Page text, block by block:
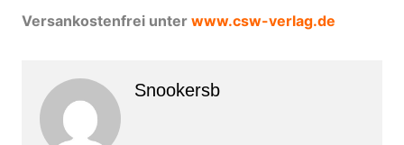
Versankostenfrei unterwww.csw-verlag.de
Snookersb